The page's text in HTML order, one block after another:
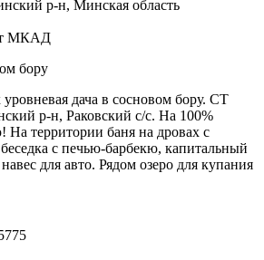
р-н, Минская область
МКАД
бору
дача в сосновом бору. СТ
р-н, Раковский с/с. На 100%
территории баня на дровах с
с печью-барбекю, капитальный
для авто. Рядом озеро для купания